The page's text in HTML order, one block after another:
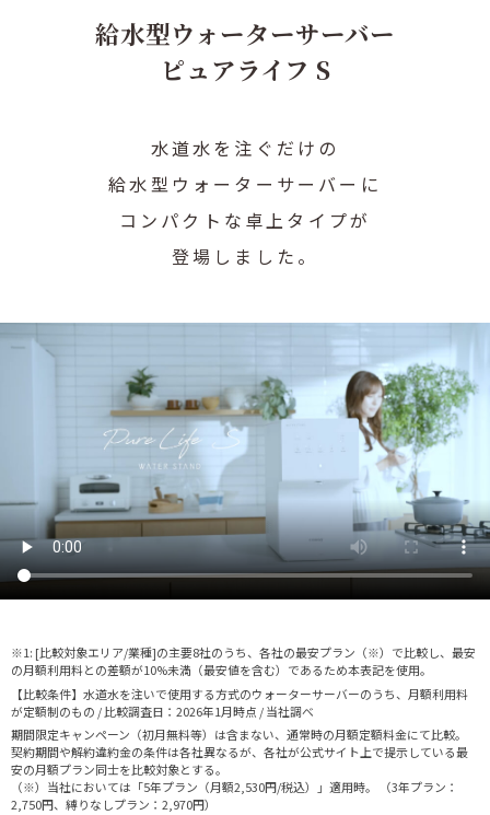
製品を申込む
0120-032-114
給水型ウォーターサーバー
ピュアライフ S
水道水を注ぐだけの
給水型ウォーターサーバーに
コンパクトな卓上タイプが
登場しました。
※1: [比較対象エリア/業種]の主要8社のうち、各社の最安プラン（※）で比較し、最安
の月額利用料との差額が10%未満（最安値を含む）であるため本表記を使用。
【比較条件】水道水を注いで使用する方式のウォーターサーバーのうち、月額利用料
が定額制のもの / 比較調査日：2026年1月時点 / 当社調べ
期間限定キャンペーン（初月無料等）は含まない、通常時の月額定額料金にて比較。
契約期間や解約違約金の条件は各社異なるが、各社が公式サイト上で提示している最
安の月額プラン同士を比較対象とする。
（※）当社においては「5年プラン（月額2,530円/税込）」適用時。 （3年プラン：
2,750円、縛りなしプラン：2,970円）